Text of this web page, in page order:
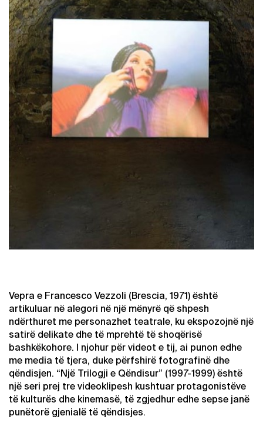
Vepra e Francesco Vezzoli (Brescia, 1971) është
artikuluar në alegori në një mënyrë që shpesh
ndërthuret me personazhet teatrale, ku ekspozojnë një
satirë delikate dhe të mprehtë të shoqërisë
bashkëkohore. I njohur për videot e tij, ai punon edhe
me media të tjera, duke përfshirë fotografinë dhe
qëndisjen. “Një Trilogji e Qëndisur” (1997-1999) është
një seri prej tre videoklipesh kushtuar protagonistëve
të kulturës dhe kinemasë, të zgjedhur edhe sepse janë
punëtorë gjenialë të qëndisjes.